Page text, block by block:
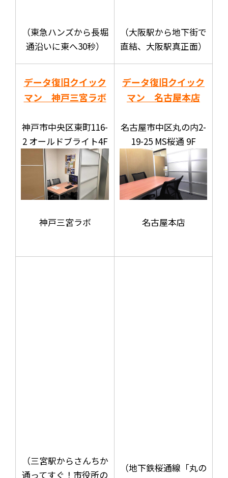
（東急ハンズから長堀
通沿いに東へ30秒）
（大阪駅から地下街で
直結、大阪駅真正面）
データ復旧クイック
マン 神戸三宮ラボ
神戸市中央区東町116-
2 オールドブライト4F
神戸三宮ラボ
データ復旧クイック
マン 名古屋本店
名古屋市中区丸の内2-
19-25 MS桜通 9F
名古屋本店
（三宮駅からさんちか
通ってすぐ！市役所の
（地下鉄桜通線「丸の